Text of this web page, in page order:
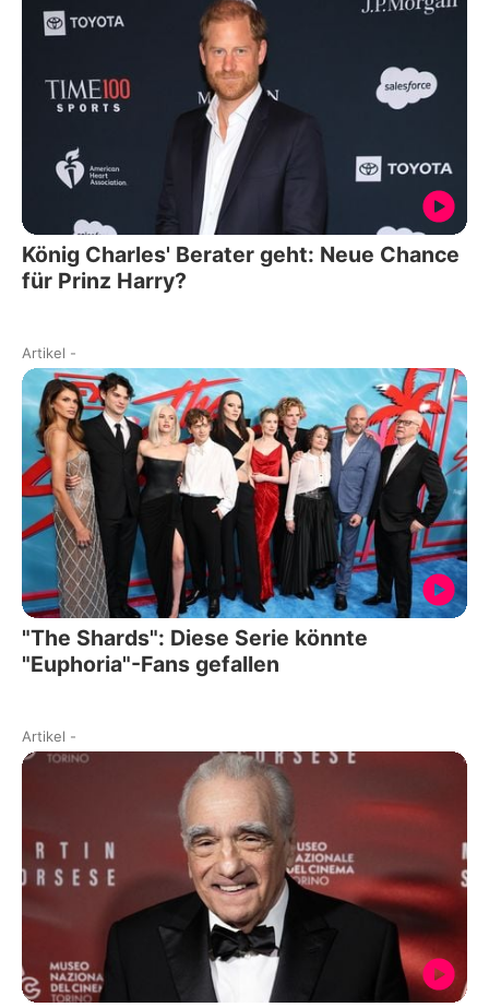
König Charles' Berater geht: Neue Chance
für Prinz Harry?
Artikel -
"The Shards": Diese Serie könnte
"Euphoria"-Fans gefallen
Artikel -